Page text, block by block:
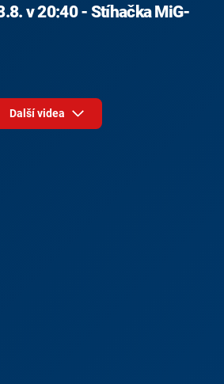
v 20:40 - Stíhačka MiG-
Další videa